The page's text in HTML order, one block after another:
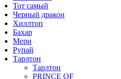
Тот самый
Черный дракон
Хиллтоп
Бахар
Мери
Рупай
Тарлтон
Тарлтон
PRINCE OF